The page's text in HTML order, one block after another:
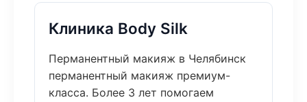
Клиника Body Silk
Перманентный макияж в Челябинск
перманентный макияж премиум-
класса. Более 3 лет помогаем